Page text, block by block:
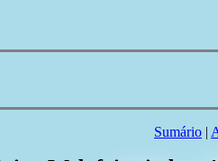
Sumário |